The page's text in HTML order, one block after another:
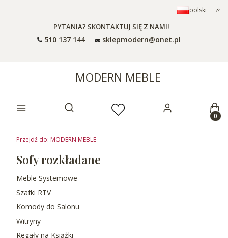
polski zł
PYTANIA? SKONTAKTUJ SIĘ Z NAMI!
510 137 144 sklepmodern@onet.pl
MODERN MEBLE
Otwórz wyszukiwarkę
Przejdź do: MODERN MEBLE
Sofy rozkładane
Meble Systemowe
Szafki RTV
Komody do Salonu
Witryny
Regały na Książki